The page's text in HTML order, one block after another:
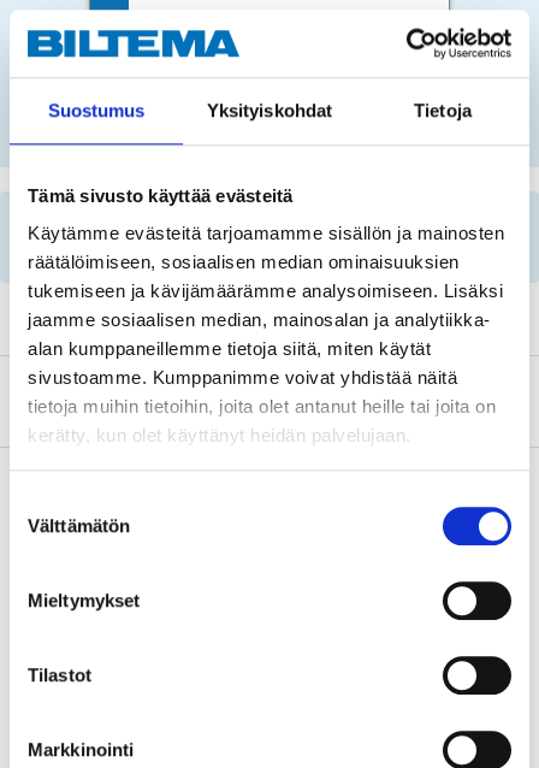
Suostumus Yksityiskohdat Tietoja
Tämä sivusto käyttää evästeitä
Käytämme evästeitä tarjoamamme sisällön ja mainosten
räätälöimiseen, sosiaalisen median ominaisuuksien
tukemiseen ja kävijämäärämme analysoimiseen. Lisäksi
jaamme sosiaalisen median, mainosalan ja analytiikka-
alan kumppaneillemme tietoja siitä, miten käytät
sivustoamme. Kumppanimme voivat yhdistää näitä
tietoja muihin tietoihin, joita olet antanut heille tai joita on
kerätty, kun olet käyttänyt heidän palvelujaan.
valinta
Välttämätön
Mieltymykset
Tilastot
Markkinointi
Ei rekisterinumeroa?
VALITSE AUTO LISTASTA
Tärkeää tietoa varaosien etsimisestä
rekisterinumeron ja huoltosuositusten avulla!
Tietoa valmistajasta
Osta verkosta ja nouda tavaratalosta jo 2 tunnin kuluttua!